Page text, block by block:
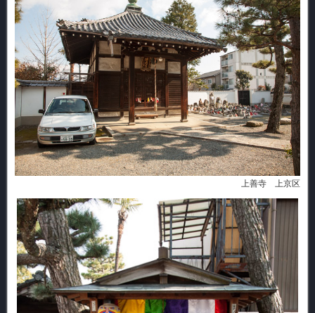
上善寺 上京区